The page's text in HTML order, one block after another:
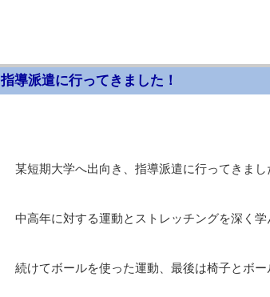
指導派遣に行ってきました！
某短期大学へ出向き、指導派遣に行ってきまし
中高年に対する運動とストレッチングを深く学
続けてボールを使った運動、最後は椅子とボ